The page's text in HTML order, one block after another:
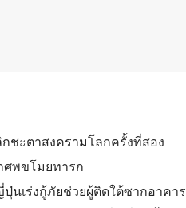
ชะตาสงครามโลกครั้งที่สอง
ศพขโมยทารก
นเร่งกู้ภัยช่วยผู้ติดใต้ซากอาคาร